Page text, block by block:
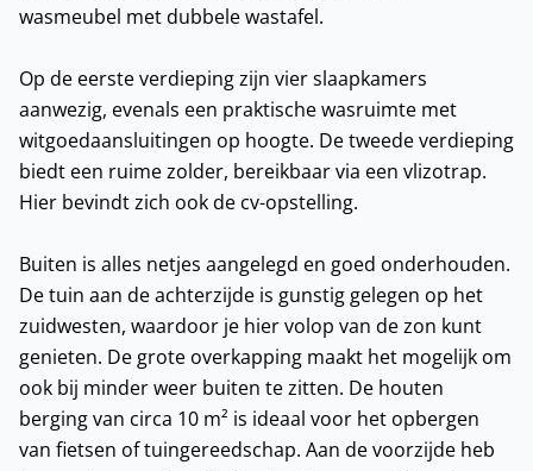
wasmeubel met dubbele wastafel.
Op de eerste verdieping zijn vier slaapkamers
aanwezig, evenals een praktische wasruimte met
witgoedaansluitingen op hoogte. De tweede verdieping
biedt een ruime zolder, bereikbaar via een vlizotrap.
Hier bevindt zich ook de cv-opstelling.
Buiten is alles netjes aangelegd en goed onderhouden.
De tuin aan de achterzijde is gunstig gelegen op het
zuidwesten, waardoor je hier volop van de zon kunt
genieten. De grote overkapping maakt het mogelijk om
ook bij minder weer buiten te zitten. De houten
berging van circa 10 m² is ideaal voor het opbergen
van fietsen of tuingereedschap. Aan de voorzijde heb